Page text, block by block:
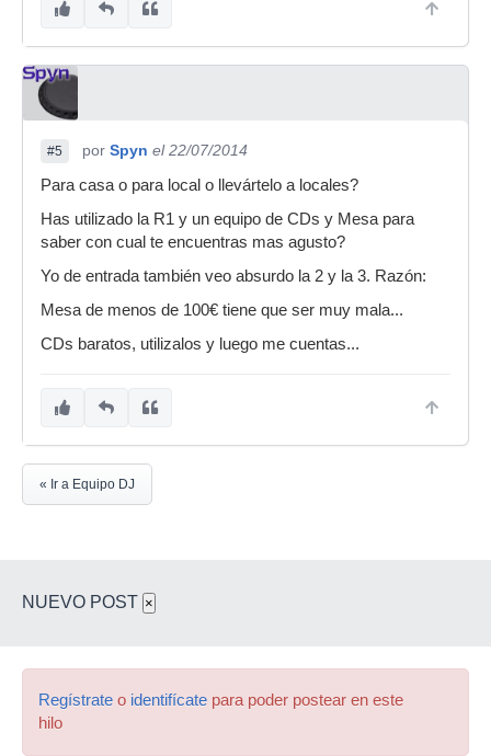
#5 por Spyn el 22/07/2014
Para casa o para local o llevártelo a locales?
Has utilizado la R1 y un equipo de CDs y Mesa para
saber con cual te encuentras mas agusto?
Yo de entrada también veo absurdo la 2 y la 3. Razón:
Mesa de menos de 100€ tiene que ser muy mala...
CDs baratos, utilizalos y luego me cuentas...
« Ir a Equipo DJ
NUEVO POST ×
Regístrate o identifícate para poder postear en este
hilo